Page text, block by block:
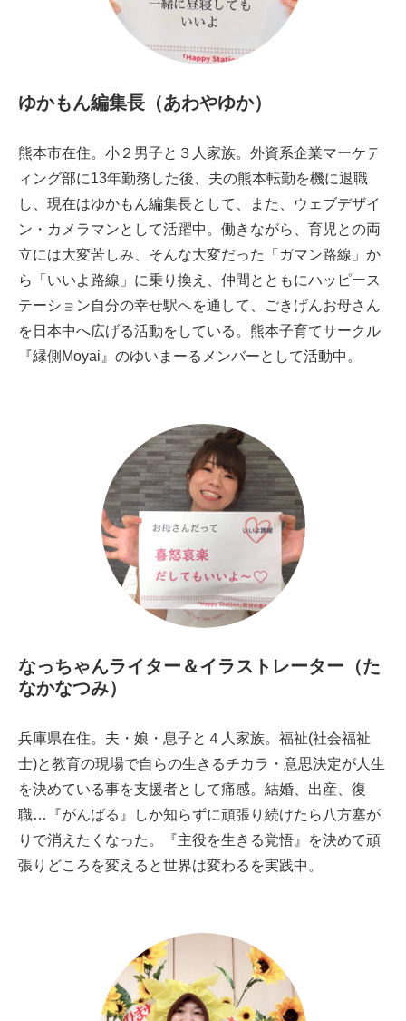
ゆかもん編集長（あわやゆか）
熊本市在住。小２男子と３人家族。外資系企業マーケテ
ィング部に13年勤務した後、夫の熊本転勤を機に退職
し、現在はゆかもん編集長として、また、ウェブデザイ
ン・カメラマンとして活躍中。働きながら、育児との両
立には大変苦しみ、そんな大変だった「ガマン路線」か
ら「いいよ路線」に乗り換え、仲間とともにハッピース
テーション自分の幸せ駅へを通して、ごきげんお母さん
を日本中へ広げる活動をしている。熊本子育てサークル
『縁側Moyai』のゆいまーるメンバーとして活動中。
なっちゃんライター＆イラストレーター（た
なかなつみ）
兵庫県在住。夫・娘・息子と４人家族。 福祉(社会福祉
士)と教育の現場で自らの生きるチカラ・意思決定が人生
を決めている事を支援者として痛感。結婚、出産、復
職…『がんばる』しか知らずに頑張り続けたら八方塞が
りで消えたくなった。『主役を生きる覚悟』を決めて頑
張りどころを変えると世界は変わるを実践中。